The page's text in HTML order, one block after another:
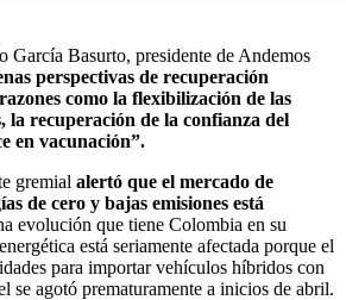
García Basurto, presidente de Andemos
perspectivas de recuperación
como la flexibilización de las
la recuperación de la confianza del
en vacunación”.
gremial alertó que el mercado de
de cero y bajas emisiones está
evolución que tiene Colombia en su
está seriamente afectada porque el
para importar vehículos híbridos con
se agotó prematuramente a inicios de abril.